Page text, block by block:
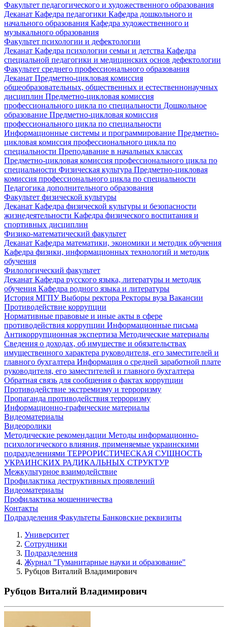
Факультет педагогического и художественного образования
Деканат Кафедра педагогики Кафедра дошкольного и
начального образования Кафедра художественного и
музыкального образования
Факультет психологии и дефектологии
Деканат Кафедра психологии семьи и детства Кафедра
специальной педагогики и медицинских основ дефектологии
Факультет среднего профессионального образования
Деканат Предметно-цикловая комиссия
общеобразовательных, общественных и естественнонаучных
дисциплин Предметно-цикловая комиссия
профессионального цикла по специальности Дошкольное
образование Предметно-цикловая комиссия
профессионального цикла по специальности
Информационные системы и программирование Предметно-
цикловая комиссия профессионального цикла по
специальности Преподавание в начальных классах
Предметно-цикловая комиссия профессионального цикла по
специальности Физическая культура Предметно-цикловая
комиссия профессионального цикла по специальности
Педагогика дополнительного образования
Факультет физической культуры
Деканат Кафедра физической культуры и безопасности
жизнедеятельности Кафедра физического воспитания и
спортивных дисциплин
Физико-математический факультет
Деканат Кафедра математики, экономики и методик обучения
Кафедра физики, информационных технологий и методик
обучения
Филологический факультет
Деканат Кафедра русского языка, литературы и методик
обучения Кафедра родного языка и литературы
История МГПУВыборы ректора Ректоры вуза Вакансии
Противодействие коррупции
Нормативные правовые и иные акты в сфере
противодействия коррупции Информационные письма
Антикоррупционная экспертиза Методические материалы
Сведения о доходах, об имуществе и обязательствах
имущественного характера руководителя, его заместителей и
главного бухгалтера Информация о средней заработной плате
руководителя, его заместителей и главного бухгалтера
Обратная связь для сообщения о фактах коррупции
Противодействие экстремизму и терроризму
Пропаганда противодействия терроризму
Информационно-графические материалы
Видеоматериалы
Видеоролики
Методические рекомендации Методы информационно-
психологического влияния, применяемые украинскими
подразделениями ТЕРРОРИСТИЧЕСКАЯ СУЩНОСТЬ
УКРАИНСКИХ РАДИКАЛЬНЫХ СТРУКТУР
Межкультурное взаимодействие
Профилактика деструктивных проявлений
Видеоматериалы
Профилактика мошенничества
Контакты
Подразделения Факультеты Банковские реквизиты
Университет
Сотрудники
Подразделения
Журнал "Гуманитарные науки и образование"
Рубцов Виталий Владимирович
Рубцов Виталий Владимирович